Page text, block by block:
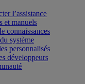
l’assistance
et manuels
connaissances
système
personnalisés
développeurs